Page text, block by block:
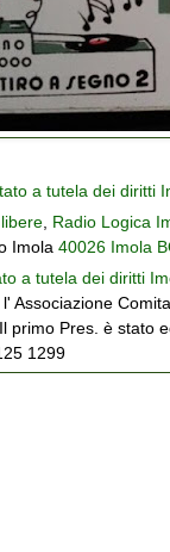
a tutela dei diritti
, Radio Logica
Imola 40026 Imola
a tutela dei diritti
Associazione
primo Pres. è stato
1299